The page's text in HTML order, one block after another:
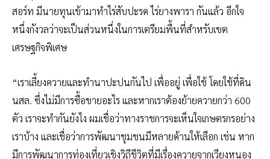
สอร์ท มีนายทุนเข้ามาทำไร่สับปะรด ไร่ยางพารา กันแล้ว อีกใจ
หนึ่งกังวลว่าจะเป็นส่วนหนึ่งในการเตรียมพื้นที่สำหรับเขต
เศรษฐกิจพิเศษ
“เราเลี้ยงควายและทำนาปะปนกันไป เพื่ออยู่ เพื่อใช้ โดยใช้ที่ดิน
นสล. ซึ่งไม่มีการซื้อขายอะไร และหากเราต้องย้ายควายกว่า 600
ตัว เราจะทำกันยังไง ผมเชื่อว่าทางราชการจะเห็นใจเกษตรกรอย่าง
เราบ้าง และเชื่อว่าการพัฒนาชุมชนมีหลายด้านให้เลือก เช่น หาก
มีการพัฒนาการท่องเที่ยวเชิงวิถีชีวิตที่มีเรื่องควายจากเวียงหนอง